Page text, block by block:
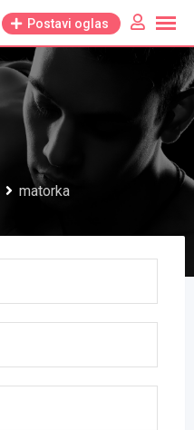
Postavi oglas
matorka